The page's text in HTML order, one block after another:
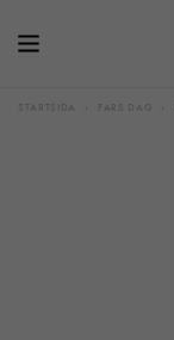
STARTSIDA FARS DAG